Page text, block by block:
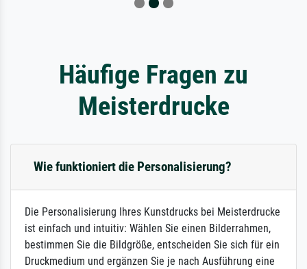
Häufige Fragen zu
Meisterdrucke
Wie funktioniert die Personalisierung?
Die Personalisierung Ihres Kunstdrucks bei Meisterdrucke
ist einfach und intuitiv: Wählen Sie einen Bilderrahmen,
bestimmen Sie die Bildgröße, entscheiden Sie sich für ein
Druckmedium und ergänzen Sie je nach Ausführung eine